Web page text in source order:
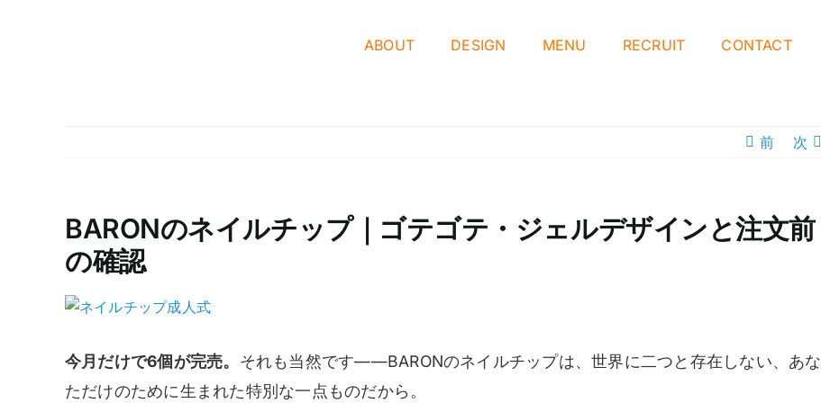
ABOUT DESIGN MENU RECRUIT CONTACT
前 次
BARONのネイルチップ｜ゴテゴテ・ジェルデザインと注文前
の確認
View
Image
今月だけで6個が完売。 それも当然です——BARONのネイルチップは、世界に二つと存在しない、あな
ただけのために生まれた特別な一点ものだから。